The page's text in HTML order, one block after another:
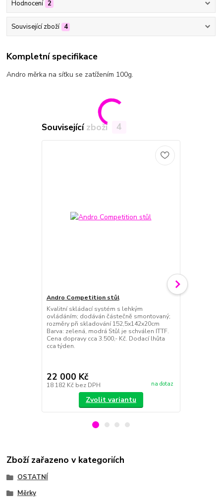
Hodnocení 2
Související zboží 4
Kompletní specifikace
Andro měrka na síťku se zatížením 100g.
Související zboží 4
Andro Competition stůl
Kvalitní skládací systém s lehkým
ovládáním; dodáván částečně smontovaný;
rozměry při skladování 152,5x142x20cm
Barva: zelená, modrá Stůl je schválen ITTF.
Cena dopravy cca 3.500,- Kč. Dodací lhůta
cca týden.
22 000 Kč
18 182 Kč bez DPH na dotaz
Zvolit variantu
Zboží zařazeno v kategoriích
OSTATNÍ
Měrky